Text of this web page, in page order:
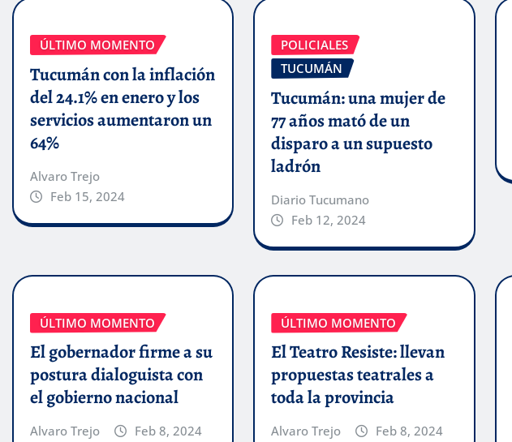
ÚLTIMO MOMENTO
Tucumán con la inflación
del 24.1% en enero y los
servicios aumentaron un
64%
Alvaro Trejo
Feb 15, 2024
POLICIALES
TUCUMÁN
Tucumán: una mujer de
77 años mató de un
disparo a un supuesto
ladrón
Diario Tucumano
Feb 12, 2024
ÚLTIMO MOMENTO
El gobernador firme a su
postura dialoguista con
el gobierno nacional
Alvaro Trejo Feb 8, 2024
ÚLTIMO MOMENTO
El Teatro Resiste: llevan
propuestas teatrales a
toda la provincia
Alvaro Trejo Feb 8, 2024